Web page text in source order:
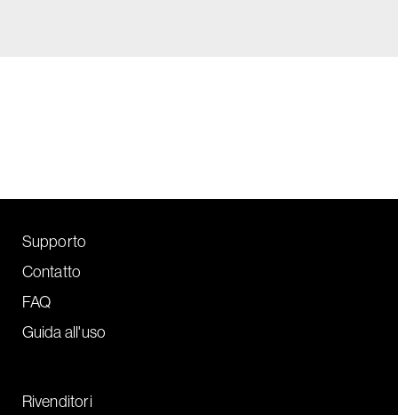
Supporto
Contatto
FAQ
Guida all'uso
Rivenditori